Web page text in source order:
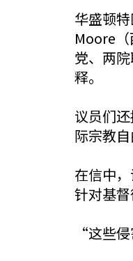
华盛顿
Moore
党、两
释。
议员们
际宗教
在信中
针对基
“这些